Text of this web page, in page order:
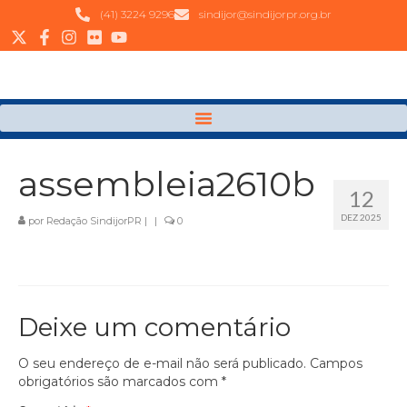
(41) 3224 9296 sindijor@sindijorpr.org.br
12
DEZ 2025
assembleia2610b
por Redação SindijorPR | | 0
Deixe um comentário
O seu endereço de e-mail não será publicado. Campos
obrigatórios são marcados com *